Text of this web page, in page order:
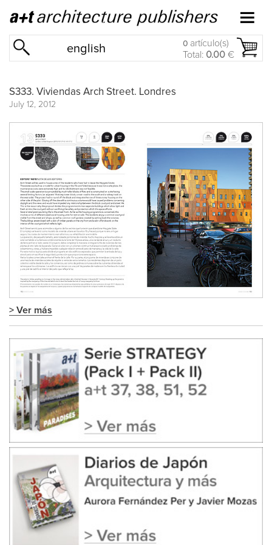
english 0 artículo(s)
Total: 0.00 €
S333. Viviendas Arch Street. Londres
July 12, 2012
> Ver más